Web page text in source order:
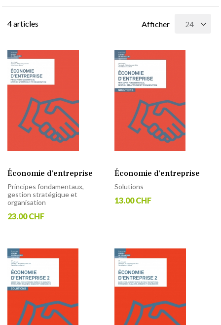
4articles Afficher
Économie d’entreprise
Principes fondamentaux,
gestion stratégique et
organisation
23.00 CHF
Économie d’entreprise
Solutions
13.00 CHF